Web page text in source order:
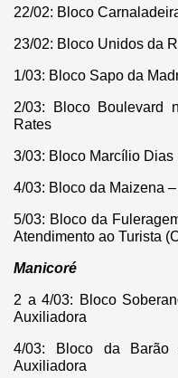
22/02: Bloco
23/02: Bloco Unidos da
1/03: Bloco Sapo da
2/03: Bloco Boulevard
Rates
3/03: Bloco Marcílio
4/03: Bloco da Maizena
5/03: Bloco da
Atendimento ao Turista
Manicoré
2 a 4/03: Bloco
Auxiliadora
4/03: Bloco da Barão
Auxiliadora